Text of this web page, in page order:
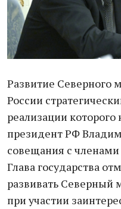
Развитие Северного
России
реализации которого
президент РФ
совещания с членами
Глава государства
развивать Северный
при участии